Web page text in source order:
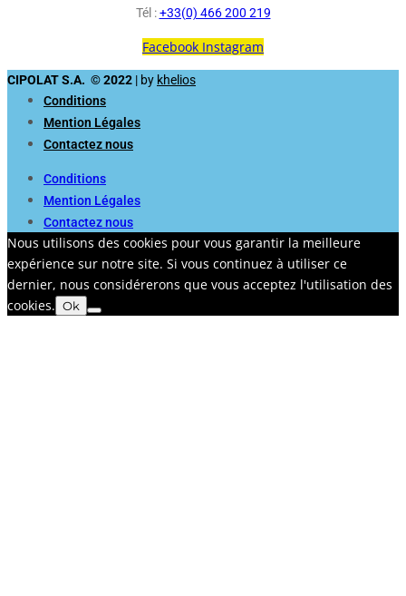
Tél :+33(0) 466 200 219
Facebook Instagram
CIPOLAT S.A. © 2022 | by khelios
Conditions
Mention Légales
Contactez nous
Conditions
Mention Légales
Contactez nous
Nous utilisons des cookies pour vous garantir la meilleure
expérience sur notre site. Si vous continuez à utiliser ce
dernier, nous considérerons que vous acceptez l'utilisation des
cookies. Ok